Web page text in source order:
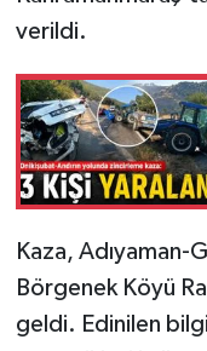
verildi.
Kaza, Adıyaman-
Börgenek Köyü
geldi. Edinilen
ÜÇÜNCÜ
BİLİMNET
Yemek
SİVİL TOPLUM
SEÇİM 2014
KİM KİMDİR